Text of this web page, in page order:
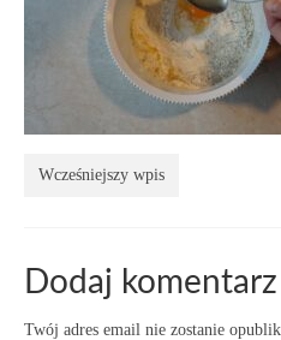
Wcześniejszy wpis
Dodaj komentarz
Twój adres email nie zostanie